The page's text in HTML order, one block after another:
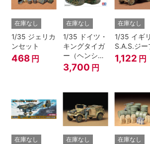
在庫なし
1/35 ジェリカ
ンセット
468 円
在庫なし
1/35 ドイツ・
キングタイガ
ー（ヘンシェ
ル砲塔）
3,700 円
在庫なし
1/35 イギ
S.A.S.ジー
1,122 円
在庫なし 在庫なし 在庫なし